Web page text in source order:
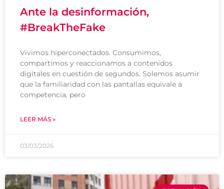
Ante la desinformación,
#BreakTheFake
Vivimos hiperconectados. Consumimos,
compartimos y reaccionamos a contenidos
digitales en cuestión de segundos. Solemos asumir
que la familiaridad con las pantallas equivale a
competencia, pero
LEER MÁS »
03/03/2026